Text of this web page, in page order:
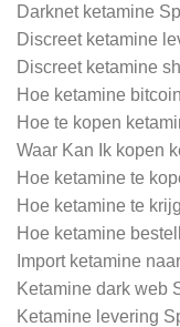
Darknet ketamine
Discreet ketamine
Discreet ketamine
Hoe ketamine
Hoe te kopen
Waar Kan Ik kopen
Hoe ketamine te
Hoe ketamine te
Hoe ketamine
Import ketamine
Ketamine dark web
Ketamine levering